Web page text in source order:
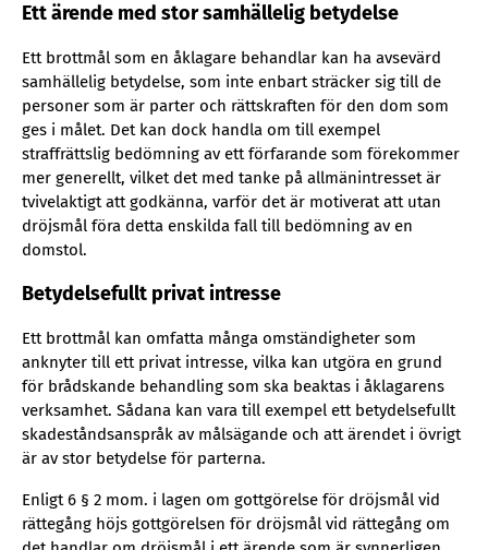
Ett ärende med stor samhällelig betydelse
Ett brottmål som en åklagare behandlar kan ha avsevärd
samhällelig betydelse, som inte enbart sträcker sig till de
personer som är parter och rättskraften för den dom som
ges i målet. Det kan dock handla om till exempel
straffrättslig bedömning av ett förfarande som förekommer
mer generellt, vilket det med tanke på allmänintresset är
tvivelaktigt att godkänna, varför det är motiverat att utan
dröjsmål föra detta enskilda fall till bedömning av en
domstol.
Betydelsefullt privat intresse
Ett brottmål kan omfatta många omständigheter som
anknyter till ett privat intresse, vilka kan utgöra en grund
för brådskande behandling som ska beaktas i åklagarens
verksamhet. Sådana kan vara till exempel ett betydelsefullt
skadeståndsanspråk av målsägande och att ärendet i övrigt
är av stor betydelse för parterna.
Enligt 6 § 2 mom. i lagen om gottgörelse för dröjsmål vid
rättegång höjs gottgörelsen för dröjsmål vid rättegång om